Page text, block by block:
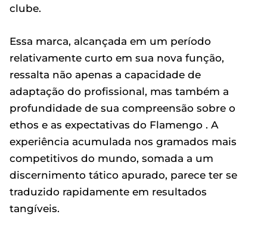
clube.
Essa marca, alcançada em um período
relativamente curto em sua nova função,
ressalta não apenas a capacidade de
adaptação do profissional, mas também a
profundidade de sua compreensão sobre o
ethos e as expectativas do Flamengo . A
experiência acumulada nos gramados mais
competitivos do mundo, somada a um
discernimento tático apurado, parece ter se
traduzido rapidamente em resultados
tangíveis.